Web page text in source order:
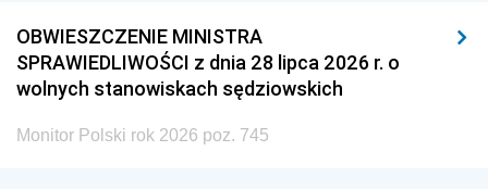
OBWIESZCZENIE MINISTRA
SPRAWIEDLIWOŚCI z dnia 28 lipca 2026 r. o
wolnych stanowiskach sędziowskich
Monitor Polski rok 2026 poz. 745